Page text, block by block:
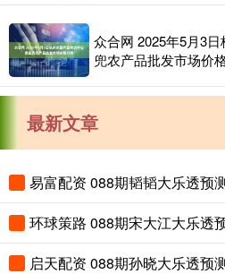
众合网 2025年5月3
兜农产品批发市场价
最新文章
易富配资 088期韬韬大乐透预
环球策路 088期宋大江大乐透
启天配资 088期孙晓大乐透预